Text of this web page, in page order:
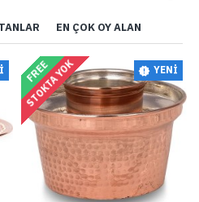
EN ÇOK OY ALAN
YENI
FREE
STOKTA YOK